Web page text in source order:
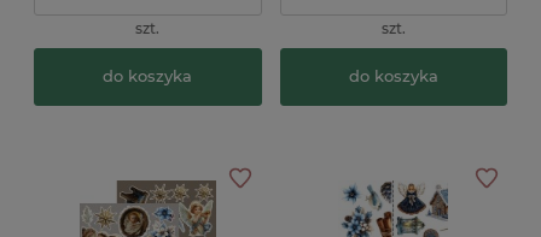
szt.
do koszyka
szt.
do koszyka